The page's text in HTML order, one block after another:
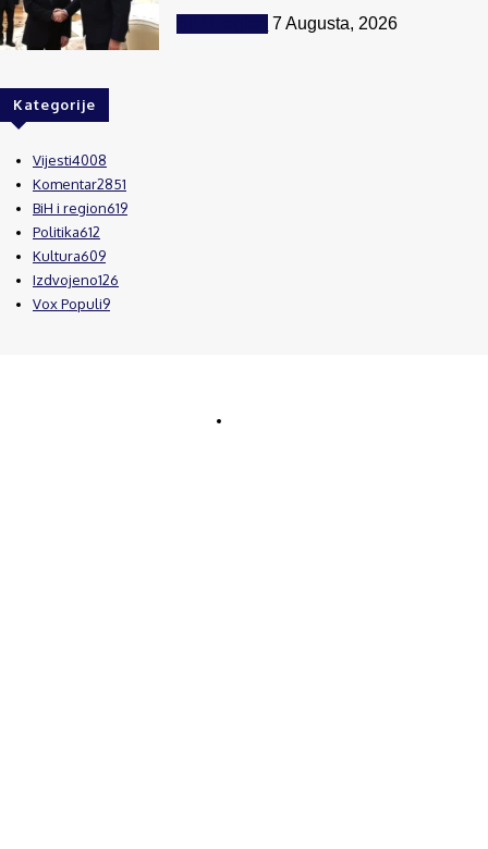
7 Augusta, 2026
Kategorije
Vijesti4008
Komentar2851
BiH i region619
Politika612
Kultura609
Izdvojeno126
Vox Populi9